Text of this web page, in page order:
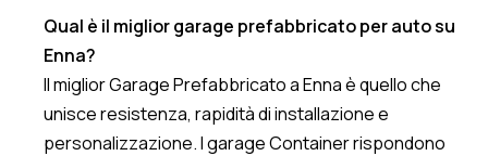
Qual è il miglior garage prefabbricato per auto su
Enna?
Il miglior Garage Prefabbricato a Enna è quello che
unisce resistenza, rapidità di installazione e
personalizzazione. I garage Container rispondono